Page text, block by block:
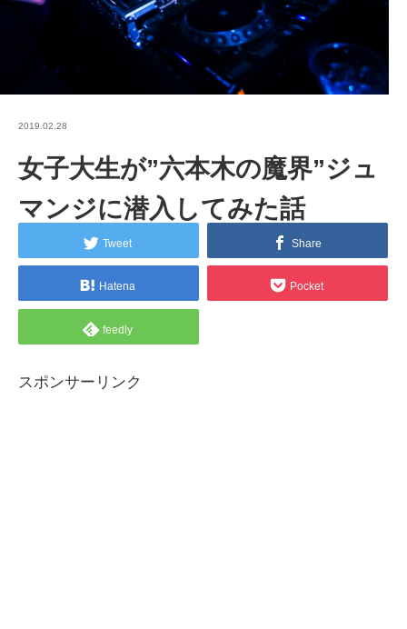
2019.02.28
女子大生が”六本木の魔界”ジュ
マンジに潜入してみた話
Tweet Share
Hatena Pocket
feedly
スポンサーリンク